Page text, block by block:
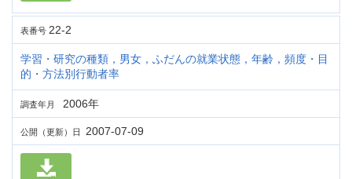
表番号 22-2
学習・研究の種類，男女，ふだんの就業状態，年齢，頻度・目
的・方法別行動者率
調査年月 2006年
公開（更新）日 2007-07-09